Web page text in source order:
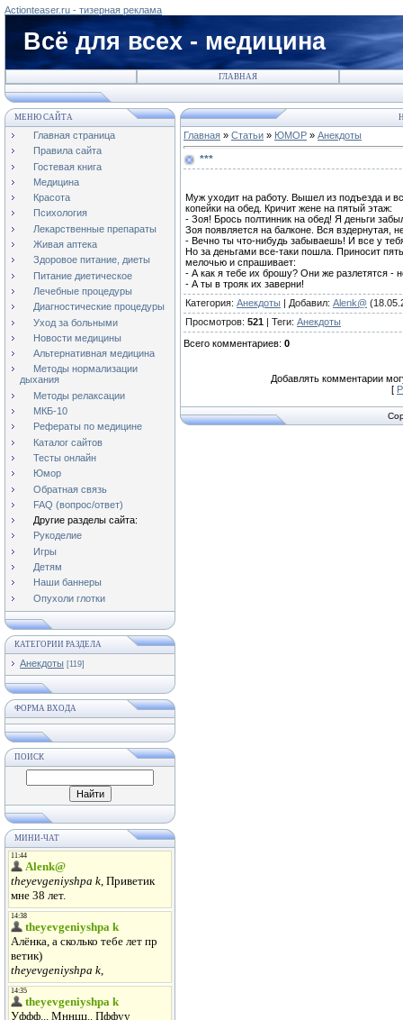
Actionteaser.ru - тизерная реклама
Всё для всех - медицина
ГЛАВНАЯ
МЕНЮ САЙТА
Главная страница
Правила сайта
Гостевая книга
Медицина
Красота
Психология
Лекарственные препараты
Живая аптека
Здоровое питание, диеты
Питание диетическое
Лечебные процедуры
Диагностические процедуры
Уход за больными
Новости медицины
Альтернативная медицина
Методы нормализации
дыхания
Методы релаксации
МКБ-10
Рефераты по медицине
Каталог сайтов
Тесты онлайн
Юмор
Обратная связь
FAQ (вопрос/ответ)
Другие разделы сайта:
Рукоделие
Игры
Детям
Наши баннеры
Опухоли глотки
КАТЕГОРИИ РАЗДЕЛА
Анекдоты [119]
ФОРМА ВХОДА
ПОИСК
МИНИ-ЧАТ
Главная » Статьи » ЮМОР » Анекдоты
***
Муж уходит на работу. Вышел из подъезда и
копейки на обед. Кричит жене на пятый этаж:
- Зоя! Брось полтинник на обед! Я деньги
Зоя появляется на балконе. Вся вздернутая,
- Вечно ты что-нибудь забываешь! И все у
Но за деньгами все-таки пошла. Приносит
мелочью и спрашивает:
- А как я тебе их брошу? Они же разлетятся -
- А ты в трояк их заверни!
Категория: Анекдоты | Добавил: Alenk@
Просмотров: 521 | Теги: Анекдоты
Всего комментариев: 0
Добавлять комментарии
[